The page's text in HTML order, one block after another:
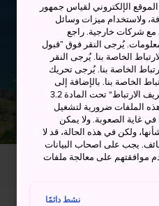
الإلكتروني لقياس جمهور
ولاستخدام ميزات وسائل
مع شركات خارجية. راجع
يُرجى النقر فوق ”قبول
الخاصة بنا. يُرجى النقر
الخاصة بنا. يُرجى تحريك
الخاصة بنا. بالإضافة إلى
ذلك، يمكنك تغيير موافقتك أو سحبها في أي وقت بالنقر على ”إعدادات ملفات تعريف الارتباط“ تحت المادة 3.2
الملفات ضرورية لتشغيل
في غاية الصعوبة. ولا يمكن
ولكن في هذه الحالة، قد لا
يجب على اصحاب البيانات
موافقتهم على معالجة ملفات
نشط دائمًا